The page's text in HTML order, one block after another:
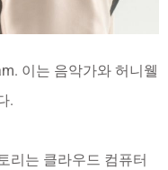
이는 음악가와 허니웰
.
리는 클라우드 컴퓨터